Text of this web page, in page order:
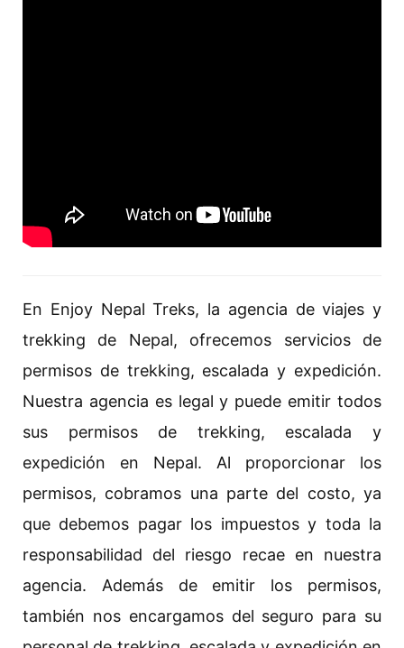
En Enjoy Nepal Treks, la agencia de viajes y
trekking de Nepal, ofrecemos servicios de
permisos de trekking, escalada y expedición.
Nuestra agencia es legal y puede emitir todos
sus permisos de trekking, escalada y
expedición en Nepal. Al proporcionar los
permisos, cobramos una parte del costo, ya
que debemos pagar los impuestos y toda la
responsabilidad del riesgo recae en nuestra
agencia. Además de emitir los permisos,
también nos encargamos del seguro para su